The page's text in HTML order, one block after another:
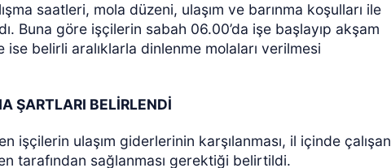
saatleri, mola düzeni, ulaşım ve barınma koşulları ile
Buna göre işçilerin sabah 06.00’da işe başlayıp akşam
ise belirli aralıklarla dinlenme molaları verilmesi
ŞARTLARI BELİRLENDİ
işçilerin ulaşım giderlerinin karşılanması, il içinde çalışan
tarafından sağlanması gerektiği belirtildi.